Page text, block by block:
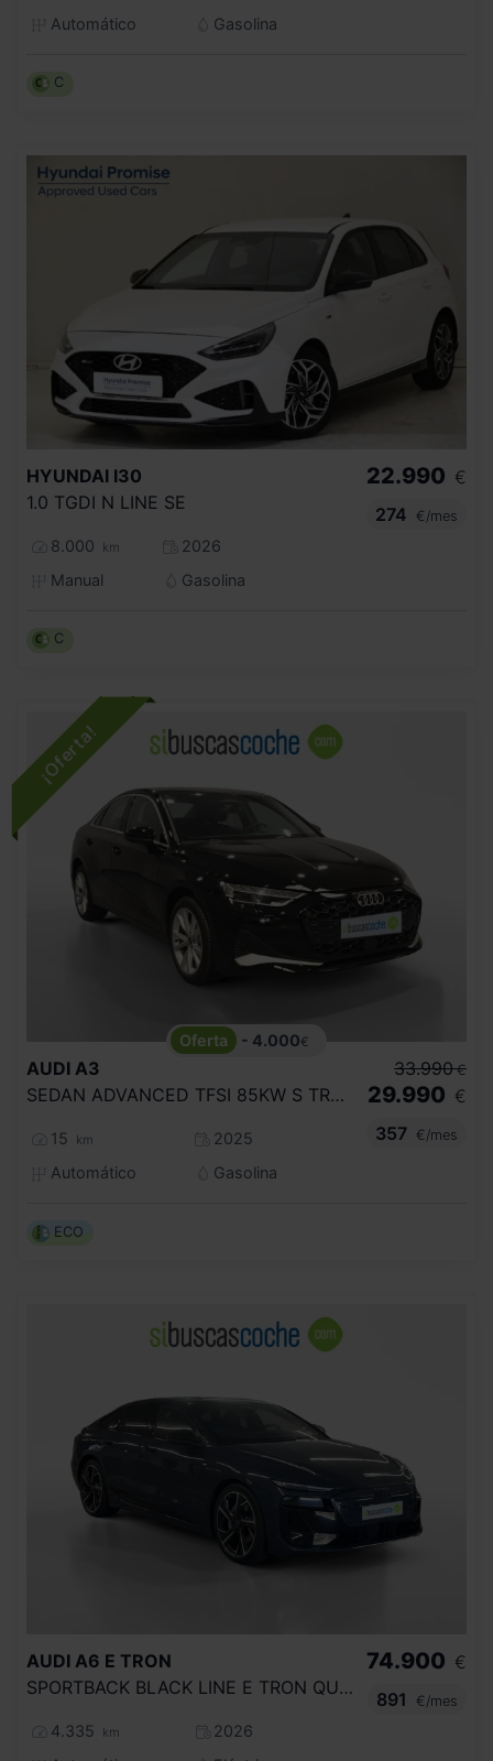
Automático
Gasolina
C
HYUNDAI I30
1.0 TGDI N LINE SE
8.000 km
2026
Manual
Gasolina
22.990 €
274
€/mes
C
- 4.000€
AUDI A3
SEDAN ADVANCED TFSI 85KW S TRONIC
15 km
2025
Automático
Gasolina
33.990 €
29.990 €
357
€/mes
ECO
AUDI A6 E TRON
SPORTBACK BLACK LINE E TRON QUATTRO
4.335 km
2026
74.900 €
891
€/mes